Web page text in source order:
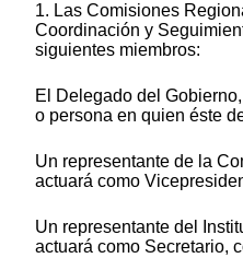
1. Las Comisiones
Coordinación y
siguientes miembros:
El Delegado del
o persona en quien éste
Un representante de la
actuará como
Un representante del
actuará como Secretario,